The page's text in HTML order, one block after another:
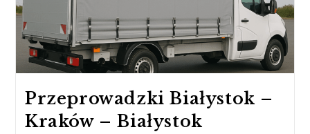
Przeprowadzki Białystok –
Kraków – Białystok